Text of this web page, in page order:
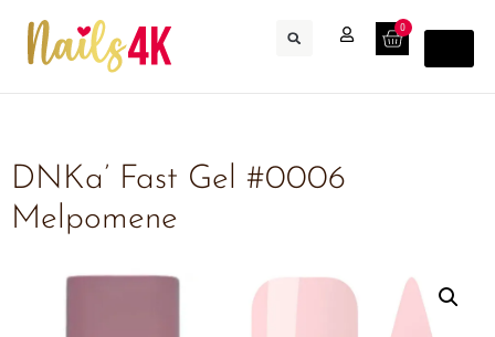
0
DNKa’ Fast Gel #0006
Melpomene